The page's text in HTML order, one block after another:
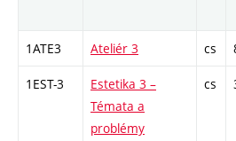
1ATE3 Ateliér 3 cs
1EST-3
Estetika 3 –
Témata a
problémy
cs